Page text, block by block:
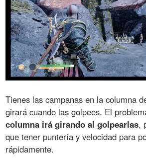
Tienes las campanas en la columna
girará cuando las golpees. El
columna irá girando al golpearlas,
que tener puntería y velocidad para
rápidamente.